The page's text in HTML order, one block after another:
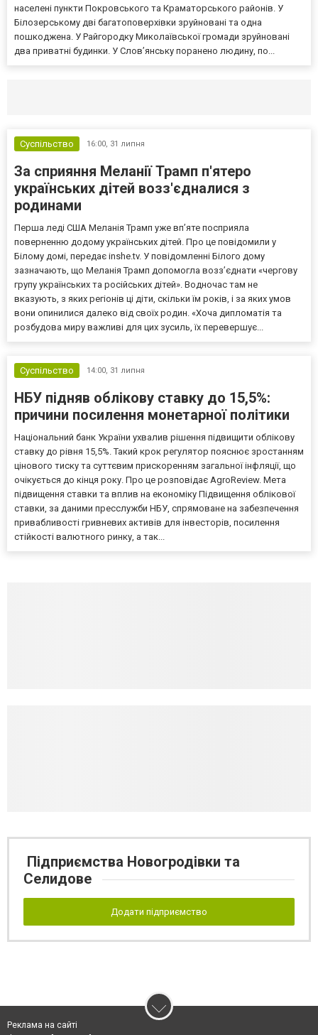
населені пункти Покровського та Краматорського районів. У
Білозерському дві багатоповерхівки зруйновані та одна
пошкоджена. У Райгородку Миколаївської громади зруйновані
два приватні будинки. У Слов’янську поранено людину, по...
Суспільство 16:00, 31 липня
За сприяння Меланії Трамп п'ятеро
українських дітей возз'єдналися з
родинами
Перша леді США Меланія Трамп уже впʼяте посприяла
поверненню додому українських дітей. Про це повідомили у
Білому домі, передає inshe.tv. У повідомленні Білого дому
зазначають, що Меланія Трамп допомогла возз’єднати «чергову
групу українських та російських дітей». Водночас там не
вказують, з яких регіонів ці діти, скільки їм років, і за яких умов
вони опинилися далеко від своїх родин. «Хоча дипломатія та
розбудова миру важливі для цих зусиль, їх перевершує...
Суспільство 14:00, 31 липня
НБУ підняв облікову ставку до 15,5%:
причини посилення монетарної політики
Національний банк України ухвалив рішення підвищити облікову
ставку до рівня 15,5%. Такий крок регулятор пояснює зростанням
цінового тиску та суттєвим прискоренням загальної інфляції, що
очікується до кінця року. Про це розповідає AgroReview. Мета
підвищення ставки та вплив на економіку Підвищення облікової
ставки, за даними пресслужби НБУ, спрямоване на забезпечення
привабливості гривневих активів для інвесторів, посилення
стійкості валютного ринку, а так...
Підприємства Новогродівки та
Селидове
Додати підприємство
Реклама на сайті